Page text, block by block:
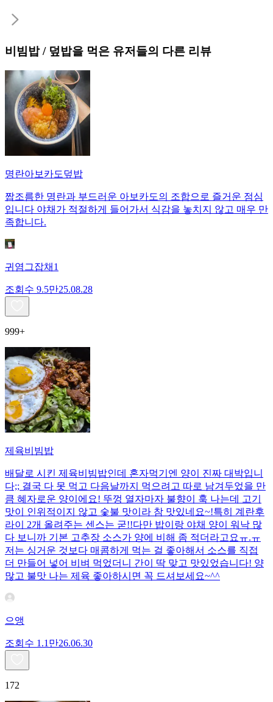
비빔밥 / 덮밥을 먹은 유저들의 다른 리뷰
명란아보카도덮밥
짭조름한 명란과 부드러운 아보카도의 조합으로 즐거운 점심
입니다 야채가 적절하게 들어가서 식감을 놓치지 않고 매우 만
족합니다.
귀염그잡채1
조회수 9.5만25.08.28
999+
제육비빔밥
배달로 시킨 제육비빔밥인데 혼자먹기엔 양이 진짜 대박입니
다;; 결국 다 못 먹고 다음날까지 먹으려고 따로 남겨두었을 만
큼 혜자로운 양이에요! 뚜껑 열자마자 불향이 훅 나는데 고기
맛이 인위적이지 않고 숯불 맛이라 참 맛있네요~!특히 계란후
라이 2개 올려주는 센스는 굳!! ​다만 밥이랑 야채 양이 워낙 많
다 보니까 기본 고추장 소스가 양에 비해 좀 적더라고요ㅠ.ㅠ
저는 싱거운 것보다 매콤하게 먹는 걸 좋아해서 소스를 직접
더 만들어 넣어 비벼 먹었더니 간이 딱 맞고 맛있었습니다! 양
많고 불맛 나는 제육 좋아하시면 꼭 드셔보세요~^^
으앵
조회수 1.1만26.06.30
172